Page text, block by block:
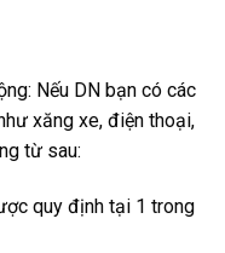
Nếu DN bạn có các
xăng xe, điện thoại,
từ sau:
quy định tại 1 trong